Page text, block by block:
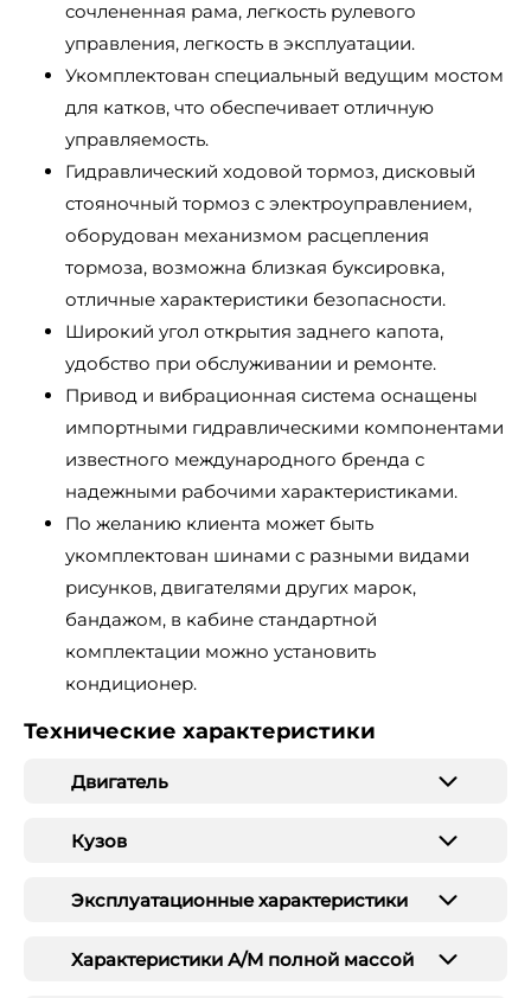
сочлененная рама, легкость рулевого
управления, легкость в эксплуатации.
Укомплектован специальный ведущим мостом
для катков, что обеспечивает отличную
управляемость.
Гидравлический ходовой тормоз, дисковый
стояночный тормоз с электроуправлением,
оборудован механизмом расцепления
тормоза, возможна близкая буксировка,
отличные характеристики безопасности.
Широкий угол открытия заднего капота,
удобство при обслуживании и ремонте.
Привод и вибрационная система оснащены
импортными гидравлическими компонентами
известного международного бренда с
надежными рабочими характеристиками.
По желанию клиента может быть
укомплектован шинами с разными видами
рисунков, двигателями других марок,
бандажом, в кабине стандартной
комплектации можно установить
кондиционер.
Технические характеристики
Двигатель
Кузов
Эксплуатационные характеристики
Характеристики А/М полной массой